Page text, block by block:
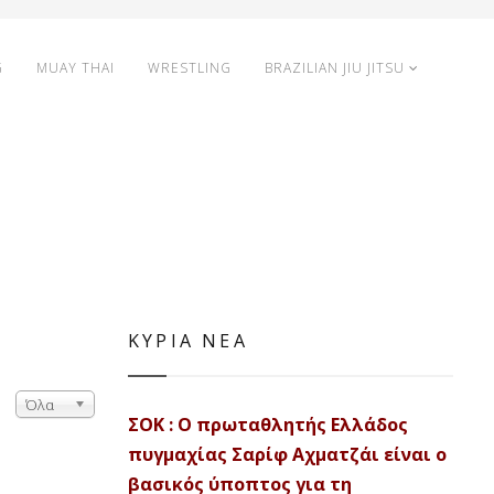
MUAY THAI WRESTLING BRAZILIAN JIU JITSU
Όλα
ΚΥΡΙΑ ΝΕΑ
ΣΟΚ : Ο πρωταθλητής Ελλάδος
πυγμαχίας Σαρίφ Αχματζάι είναι ο
βασικός ύποπτος για τη